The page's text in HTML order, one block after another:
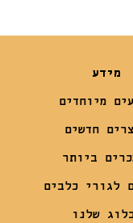
מידע
מיוחדים
חדשים
ביותר
לגורי כלבים
שלנו